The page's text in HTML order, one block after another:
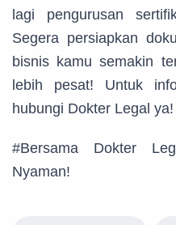
lagi pengurusan
Segera persiapkan
bisnis kamu semakin
lebih pesat! Untuk
hubungi Dokter Legal ya!
#Bersama Dokter
Nyaman!